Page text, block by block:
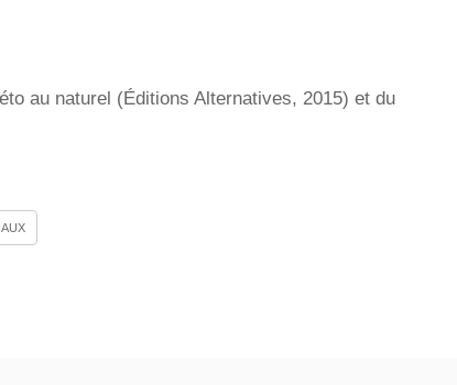
au naturel (Éditions Alternatives, 2015) et du